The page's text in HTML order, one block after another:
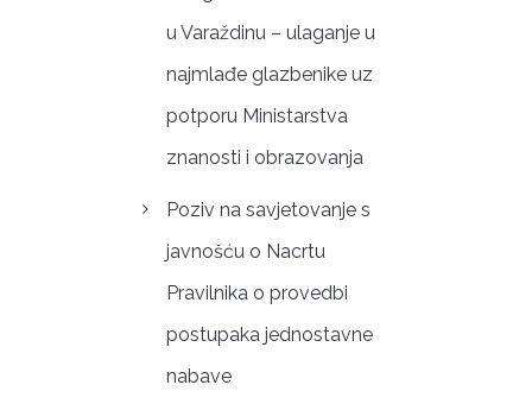
u Varaždinu – ulaganje u
najmlađe glazbenike uz
potporu Ministarstva
znanosti i obrazovanja
Poziv na savjetovanje s
javnošću o Nacrtu
Pravilnika o provedbi
postupaka jednostavne
nabave